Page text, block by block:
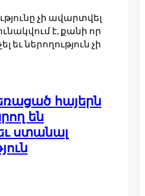
չի ավարտվել
է, քանի որ
եւ ներողություն չի
հայերն
են
ստանալ